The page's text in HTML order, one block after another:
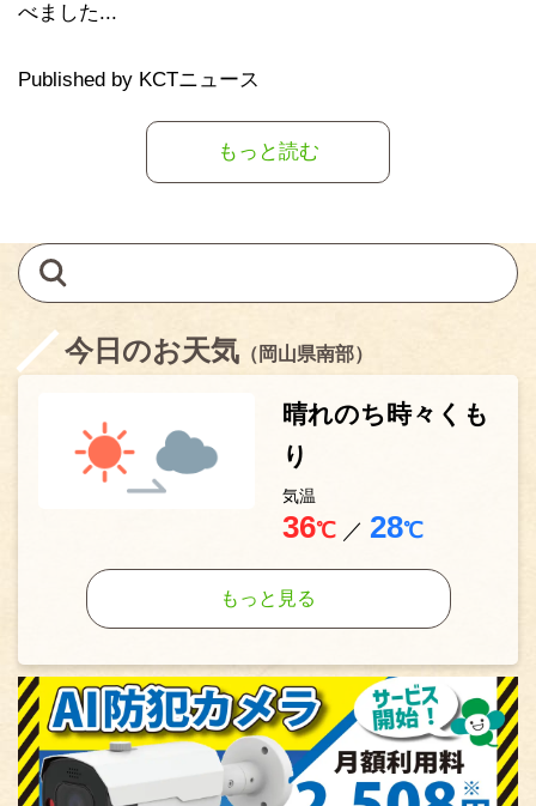
べました...
Published by KCTニュース
もっと読む
今日のお天気 （岡山県南部）
晴れのち時々くも
り
気温
36℃／ 28℃
もっと見る